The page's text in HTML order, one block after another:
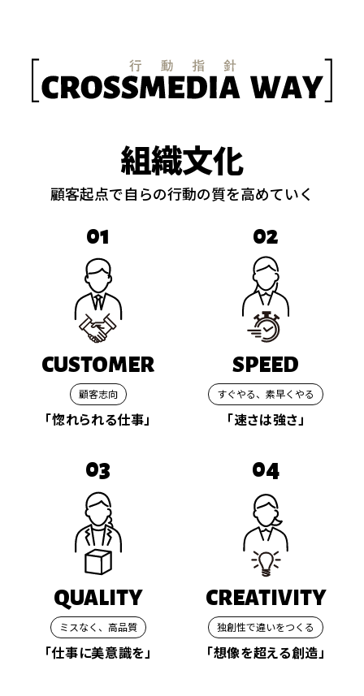
組織文化
顧客起点で自らの行動の質を高めていく
01
CUSTOMER
顧客志向
「惚れられる仕事」
02
SPEED
すぐやる、素早くやる
「速さは強さ」
03
QUALITY
ミスなく、高品質
「仕事に美意識を」
04
CREATIVITY
独創性で違いをつくる
「想像を超える創造」